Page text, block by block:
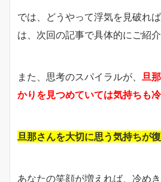
では、どうやって浮気を見破れ
は、次回の記事で具体的にご紹
また、思考のスパイラルが、 旦
かりを見つめていては気持ちも冷
旦那さんを大切に思う気持ちが復
あなたの笑顔が増えれば、冷め